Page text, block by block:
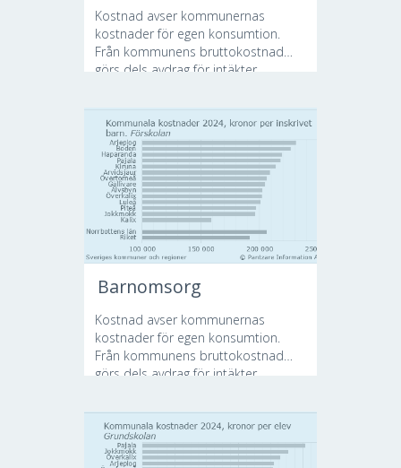
Kostnad avser kommunernas
kostnader för egen konsumtion.
Från kommunens bruttokostnad
görs dels avdrag för intäkter...
Barnomsorg
Kostnad avser kommunernas
kostnader för egen konsumtion.
Från kommunens bruttokostnad
görs dels avdrag för intäkter...